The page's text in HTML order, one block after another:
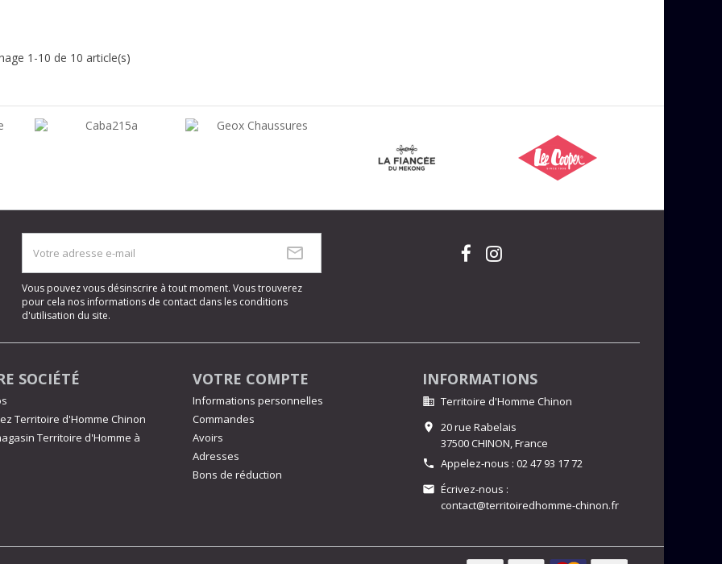
1-10 de 10 article(s)
Vous pouvez vous désinscrire à tout moment. Vous trouverez
pour cela nos informations de contact dans les conditions
d'utilisation du site.
SOCIÉTÉ
Territoire d'Homme Chinon
Territoire d'Homme à
VOTRE COMPTE
Informations personnelles
Commandes
Avoirs
Adresses
Bons de réduction
INFORMATIONS
 Territoire d'Homme Chinon

20 rue Rabelais
37500 CHINON,France
 Appelez-nous : 02 47 93 17 72
 Écrivez-nous :
contact@territoiredhomme-chinon.fr